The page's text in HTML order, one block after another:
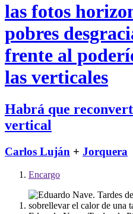
las fotos
pobres
frente al
las verticales
Habrá que
vertical
Carlos Luján + Jorquera
Encargo